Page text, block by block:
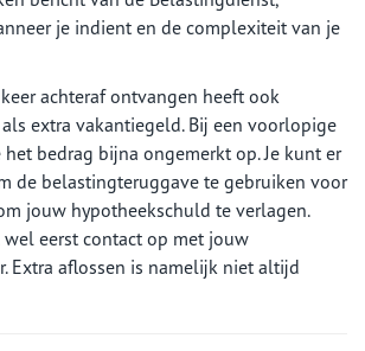
je indient en de complexiteit van je
achteraf ontvangen heeft ook
extra vakantiegeld. Bij een voorlopige
bedrag bijna ongemerkt op. Je kunt er
de belastingteruggave te gebruiken voor
jouw hypotheekschuld te verlagen.
eerst contact op met jouw
Extra aflossen is namelijk niet altijd